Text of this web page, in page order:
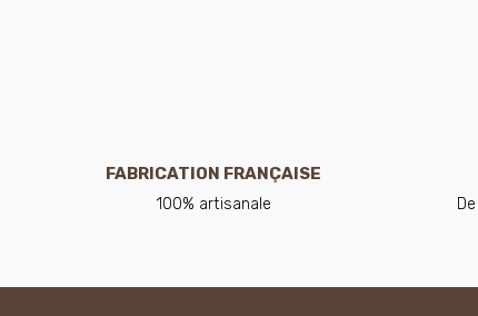
FABRICATION FRANÇAISE
100% artisanale